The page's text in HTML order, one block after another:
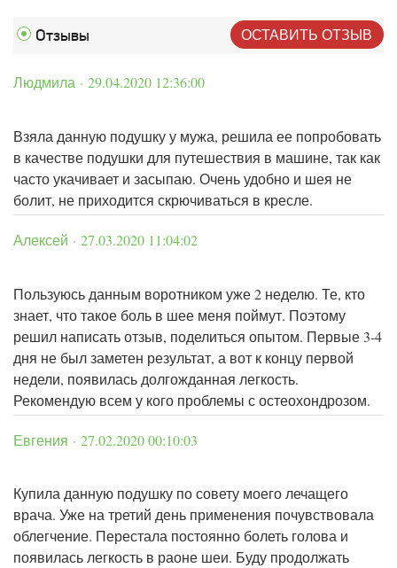
Отзывы ОСТАВИТЬ ОТЗЫВ
Людмила · 29.04.2020 12:36:00
Взяла данную подушку у мужа, решила ее попробовать
в качестве подушки для путешествия в машине, так как
часто укачивает и засыпаю. Очень удобно и шея не
болит, не приходится скрючиваться в кресле.
Алексей · 27.03.2020 11:04:02
Пользуюсь данным воротником уже 2 неделю. Те, кто
знает, что такое боль в шее меня поймут. Поэтому
решил написать отзыв, поделиться опытом. Первые 3-4
дня не был заметен результат, а вот к концу первой
недели, появилась долгожданная легкость.
Рекомендую всем у кого проблемы с остеохондрозом.
Евгения · 27.02.2020 00:10:03
Купила данную подушку по совету моего лечащего
врача. Уже на третий день применения почувствовала
облегчение. Перестала постоянно болеть голова и
появилась легкость в раоне шеи. Буду продолжать